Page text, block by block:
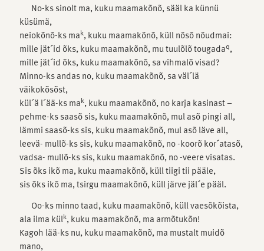
No-ks sinolt ma, kuku maamakõnõ, sääl ka künnü
küsümä,
neiokõnõ-ks mak, kuku maamakõnõ, küll nõsõ nõudmai:
mille jät´id õks, kuku maamakõnõ, mu tuulõlõ tougadaq,
mille jät´id õks, kuku maamakõnõ, sa vihmalõ visad?
Minno-ks andas no, kuku maamakõnõ, sa väl´lä
väikokõsõst,
kül´ä l´ää-ks mak, kuku maamakõnõ, no karja kasinast –
pehme-ks saasõ sis, kuku maamakõnõ, mul asõ pingi all,
lämmi saasõ-ks sis, kuku maamakõnõ, mul asõ läve all,
leevä- mullõ-ks sis, kuku maamakõnõ, no -koorõ kor´atasõ,
vadsa- mullõ-ks sis, kuku maamakõnõ, no -veere visatas.
Sis õks ikõ ma, kuku maamakõnõ, küll tiigi tii pääle,
sis õks ikõ ma, tsirgu maamakõnõ, küll järve jäl´e pääl.
Oo-ks minno taad, kuku maamakõnõ, küll vaesõkõista,
ala ilma külk, kuku maamakõnõ, ma armõtukõn!
Kagoh lää-ks nu, kuku maamakõnõ, ma mustalt muidõ
mano,